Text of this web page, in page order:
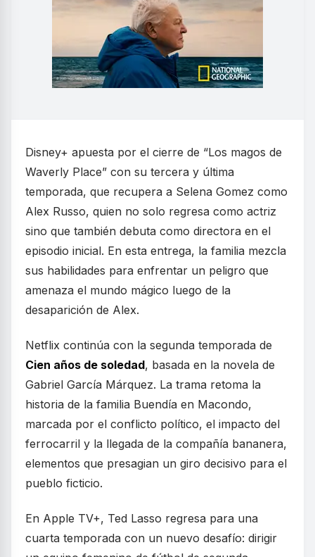
Disney+ apuesta por el cierre de “Los magos de
Waverly Place” con su tercera y última
temporada, que recupera a Selena Gomez como
Alex Russo, quien no solo regresa como actriz
sino que también debuta como directora en el
episodio inicial. En esta entrega, la familia mezcla
sus habilidades para enfrentar un peligro que
amenaza el mundo mágico luego de la
desaparición de Alex.
Netflix continúa con la segunda temporada de
Cien años de soledad, basada en la novela de
Gabriel García Márquez. La trama retoma la
historia de la familia Buendía en Macondo,
marcada por el conflicto político, el impacto del
ferrocarril y la llegada de la compañía bananera,
elementos que presagian un giro decisivo para el
pueblo ficticio.
En Apple TV+, Ted Lasso regresa para una
cuarta temporada con un nuevo desafío: dirigir